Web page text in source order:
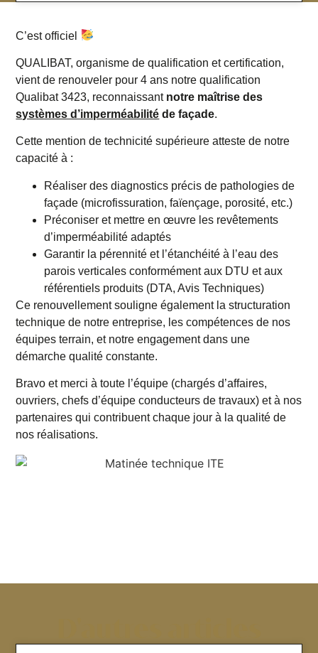
C’est officiel
QUALIBAT, organisme de qualification et certification,
vient de renouveler pour 4 ans notre qualification
Qualibat 3423, reconnaissant notre maîtrise des
systèmes d’imperméabilité de façade.
Cette mention de technicité supérieure atteste de notre
capacité à :
Réaliser des diagnostics précis de pathologies de
façade (microfissuration, faïençage, porosité, etc.)
Préconiser et mettre en œuvre les revêtements
d’imperméabilité adaptés
Garantir la pérennité et l’étanchéité à l’eau des
parois verticales conformément aux DTU et aux
référentiels produits (DTA, Avis Techniques)
Ce renouvellement souligne également la structuration
technique de notre entreprise, les compétences de nos
équipes terrain, et notre engagement dans une
démarche qualité constante.
Bravo et merci à toute l’équipe (chargés d’affaires,
ouvriers, chefs d’équipe conducteurs de travaux) et à nos
partenaires qui contribuent chaque jour à la qualité de
nos réalisations.